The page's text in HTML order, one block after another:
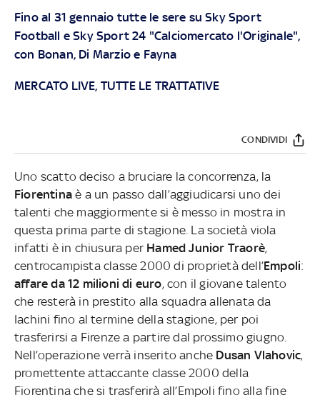
Fino al 31 gennaio tutte le sere su Sky Sport
Football e Sky Sport 24 "Calciomercato l'Originale",
con Bonan, Di Marzio e Fayna
MERCATO LIVE, TUTTE LE TRATTATIVE
CONDIVIDI
Uno scatto deciso a bruciare la concorrenza, la
Fiorentina è a un passo dall’aggiudicarsi uno dei
talenti che maggiormente si è messo in mostra in
questa prima parte di stagione. La società viola
infatti è in chiusura per Hamed Junior Traorè,
centrocampista classe 2000 di proprietà dell’Empoli:
affare da 12 milioni di euro, con il giovane talento
che resterà in prestito alla squadra allenata da
Iachini fino al termine della stagione, per poi
trasferirsi a Firenze a partire dal prossimo giugno.
Nell’operazione verrà inserito anche Dusan Vlahovic,
promettente attaccante classe 2000 della
Fiorentina che si trasferirà all’Empoli fino alla fine